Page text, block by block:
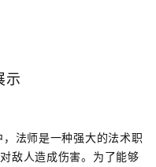
示
法师是一种强大的法术职
敌人造成伤害。为了能够